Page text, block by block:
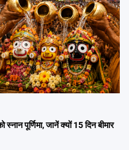
पूर्णिमा, जानें क्यों 15 दिन बीमार